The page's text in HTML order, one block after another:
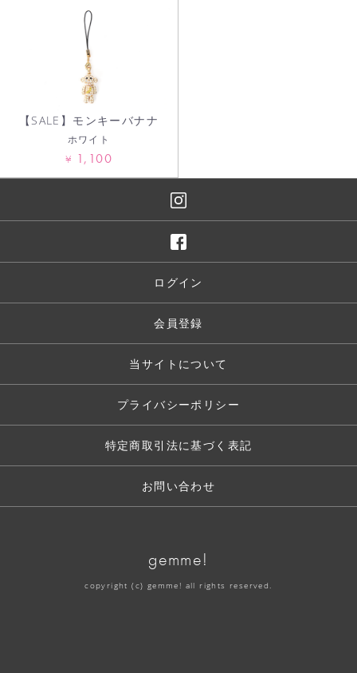
【SALE】モンキーバナナ
ホワイト
¥ 1,100
ログイン
会員登録
当サイトについて
プライバシーポリシー
特定商取引法に基づく表記
お問い合わせ
gemme!
copyright (c) gemme! all rights reserved.